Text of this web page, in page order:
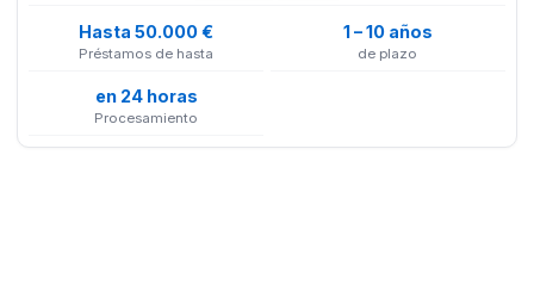
Hasta 50.000 €
Préstamos de hasta
1 – 10 años
de plazo
en 24 horas
Procesamiento